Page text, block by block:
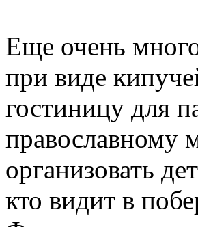
Еще очень
при виде
гостиницу для
православному
организовать
кто видит в